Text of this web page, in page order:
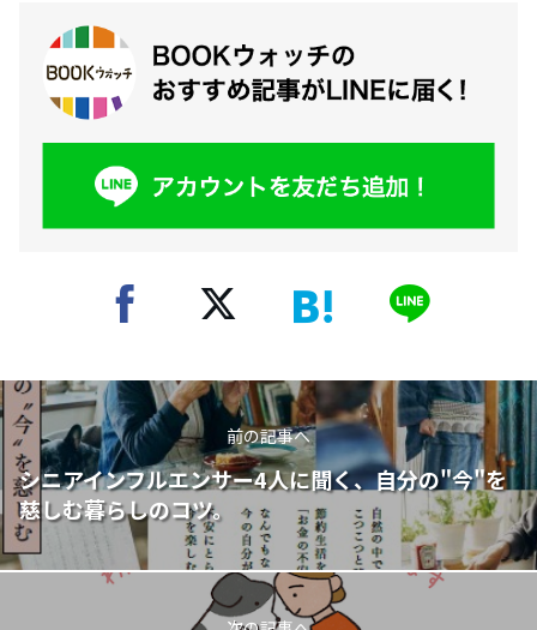
前の記事へ
シニアインフルエンサー4人に聞く、自分の"今"を
慈しむ暮らしのコツ。